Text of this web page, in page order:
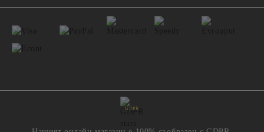
GDPR